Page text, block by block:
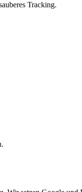
Tracking.